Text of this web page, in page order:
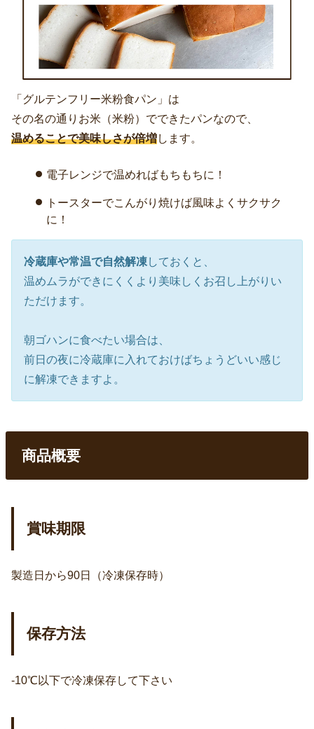
「グルテンフリー米粉食パン」は
その名の通りお米（米粉）でできたパンなので、
温めることで美味しさが倍増します。
電子レンジで温めればもちもちに！
トースターでこんがり焼けば風味よくサクサク
に！
冷蔵庫や常温で自然解凍しておくと、
温めムラができにくくより美味しくお召し上がりい
ただけます。
朝ゴハンに食べたい場合は、
前日の夜に冷蔵庫に入れておけばちょうどいい感じ
に解凍できますよ。
商品概要
賞味期限
製造日から90日（冷凍保存時）
保存方法
-10℃以下で冷凍保存して下さい